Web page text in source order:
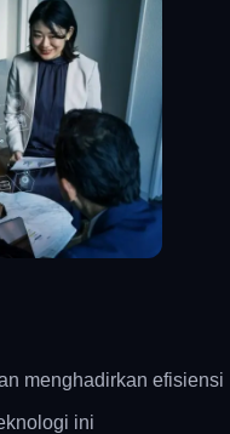
menghadirkan efisiensi
ini